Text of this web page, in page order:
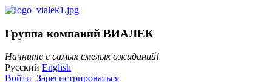
Группа компаний ВИАЛЕК
Начните с самых смелых ожиданий!
Русский English
Войти| Зарегистрироваться